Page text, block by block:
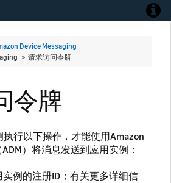
Device Messaging
> 请求访问令牌
令牌
行以下操作，才能使用Amazon
）将消息发送到应用实例：
例的注册ID；有关更多详细信